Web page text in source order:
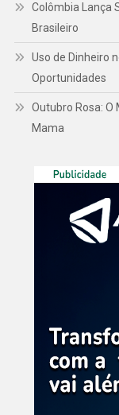
Colômbia Lança
Brasileiro
Uso de Dinheiro
Oportunidades
Outubro Rosa: O
Mama